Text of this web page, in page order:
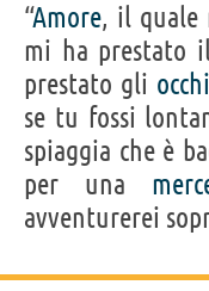
“Amore, il quale
mi ha prestato
prestato gli occhi
se tu fossi
spiaggia che è
per una
avventurerei